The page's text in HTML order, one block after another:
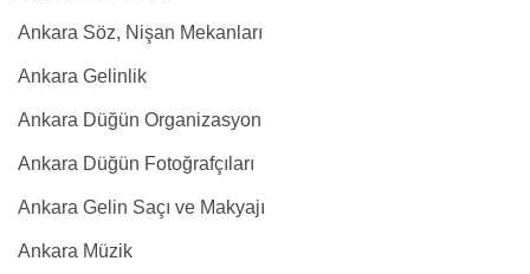
Ankara Söz, Nişan Mekanları
Ankara Gelinlik
Ankara Düğün Organizasyon
Ankara Düğün Fotoğrafçıları
Ankara Gelin Saçı ve Makyajı
Ankara Müzik